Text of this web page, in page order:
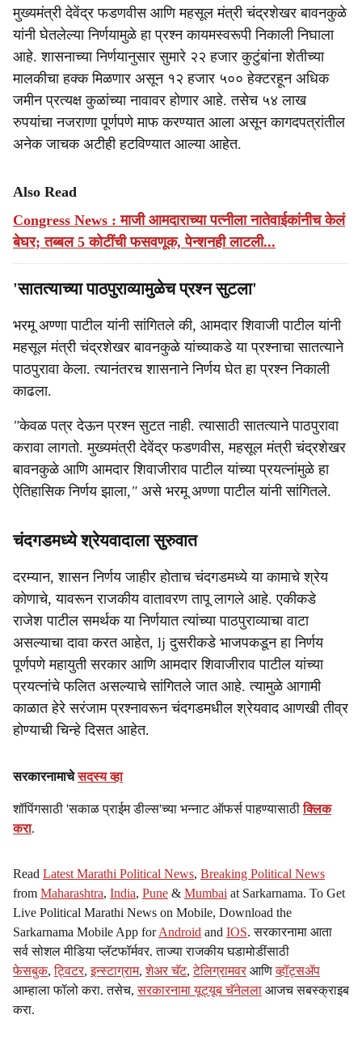
मुख्यमंत्री देवेंद्र फडणवीस आणि महसूल मंत्री चंद्रशेखर बावनकुळे
यांनी घेतलेल्या निर्णयामुळे हा प्रश्न कायमस्वरूपी निकाली निघाला
आहे. शासनाच्या निर्णयानुसार सुमारे २२ हजार कुटुंबांना शेतीच्या
मालकीचा हक्क मिळणार असून १२ हजार ५०० हेक्टरहून अधिक
जमीन प्रत्यक्ष कुळांच्या नावावर होणार आहे. तसेच ५४ लाख
रुपयांचा नजराणा पूर्णपणे माफ करण्यात आला असून कागदपत्रांतील
अनेक जाचक अटीही हटविण्यात आल्या आहेत.
Also Read
Congress News : माजी आमदाराच्या पत्नीला नातेवाईकांनीच केलं
बेघर; तब्बल 5 कोटींची फसवणूक, पेन्शनही लाटली...
'सातत्याच्या पाठपुराव्यामुळेच प्रश्न सुटला'
भरमू अण्णा पाटील यांनी सांगितले की, आमदार शिवाजी पाटील यांनी
महसूल मंत्री चंद्रशेखर बावनकुळे यांच्याकडे या प्रश्नाचा सातत्याने
पाठपुरावा केला. त्यानंतरच शासनाने निर्णय घेत हा प्रश्न निकाली
काढला.
"केवळ पत्र देऊन प्रश्न सुटत नाही. त्यासाठी सातत्याने पाठपुरावा
करावा लागतो. मुख्यमंत्री देवेंद्र फडणवीस, महसूल मंत्री चंद्रशेखर
बावनकुळे आणि आमदार शिवाजीराव पाटील यांच्या प्रयत्नांमुळे हा
ऐतिहासिक निर्णय झाला," असे भरमू अण्णा पाटील यांनी सांगितले.
चंदगडमध्ये श्रेयवादाला सुरुवात
दरम्यान, शासन निर्णय जाहीर होताच चंदगडमध्ये या कामाचे श्रेय
कोणाचे, यावरून राजकीय वातावरण तापू लागले आहे. एकीकडे
राजेश पाटील समर्थक या निर्णयात त्यांच्या पाठपुराव्याचा वाटा
असल्याचा दावा करत आहेत, lj दुसरीकडे भाजपकडून हा निर्णय
पूर्णपणे महायुती सरकार आणि आमदार शिवाजीराव पाटील यांच्या
प्रयत्नांचे फलित असल्याचे सांगितले जात आहे. त्यामुळे आगामी
काळात हेरे सरंजाम प्रश्नावरून चंदगडमधील श्रेयवाद आणखी तीव्र
होण्याची चिन्हे दिसत आहेत.
सरकारनामाचेसदस्य व्हा
शॉपिंगसाठी 'सकाळ प्राईम डील्स'च्या भन्नाट ऑफर्स पाहण्यासाठीक्लिक
करा.
Read Latest Marathi Political News, Breaking Political News
from Maharashtra, India, Pune & Mumbai at Sarkarnama. To Get
Live Political Marathi News on Mobile, Download the
Sarkarnama Mobile App forAndroid and IOS. सरकारनामा आता
सर्व सोशल मीडिया प्लॅटफॉर्मवर. ताज्या राजकीय घडामोडींसाठी
फेसबुक,ट्विटर,इन्स्टाग्राम,शेअर चॅट,टेलिग्रामवर आणिव्हॉट्सॲप
आम्हाला फॉलो करा. तसेच,सरकारनामा यूट्यूब चॅनेलला आजच सबस्क्राइब
करा.